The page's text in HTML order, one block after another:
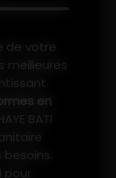
de votre
meilleures
en
BATI